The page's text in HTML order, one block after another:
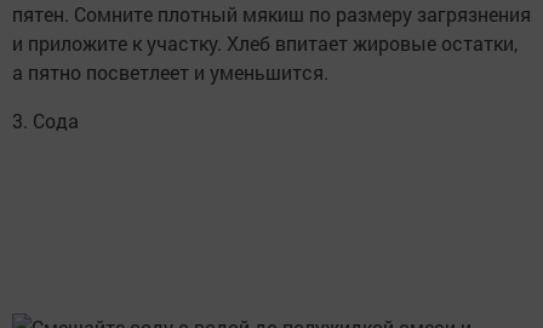
пятен. Сомните плотный мякиш по размеру загрязнения
и приложите к участку. Хлеб впитает жировые остатки,
а пятно посветлеет и уменьшится.
3. Сода